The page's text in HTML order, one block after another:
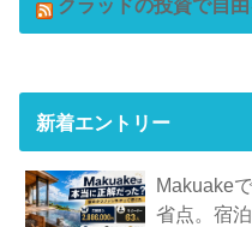
新着エントリー
Makuake
省点。宿